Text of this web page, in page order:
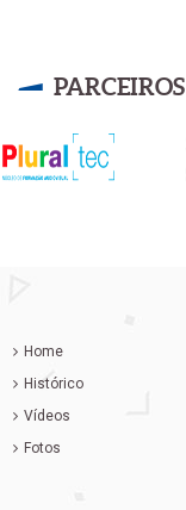
PARCEIROS
Home
Histórico
Vídeos
Fotos